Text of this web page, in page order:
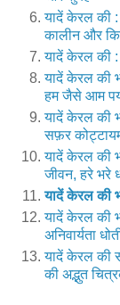
यादें केरल की :
कालीन और
यादें केरल की
यादें केरल की
हम जैसे आम
यादें केरल की
सफ़र
यादें केरल की
जीवन, हरे भरे
यादें केरल की
यादें केरल की
अनिवार्यता
यादें केरल की
की अद्भुत